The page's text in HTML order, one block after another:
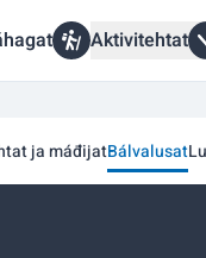
Aktivitehtat
ja máđijatBálvalusat